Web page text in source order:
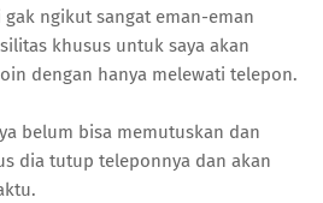
ngikut sangat eman-eman
khusus untuk saya akan
dengan hanya melewati telepon.
belum bisa memutuskan dan
dia tutup teleponnya dan akan